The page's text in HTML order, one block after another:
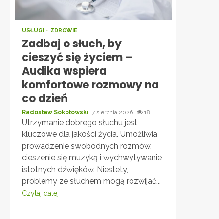
USŁUGI ZDROWIE
Zadbaj o słuch, by
cieszyć się życiem –
Audika wspiera
komfortowe rozmowy na
co dzień
Radosław Sokołowski 7 sierpnia 2026 18
Utrzymanie dobrego słuchu jest
kluczowe dla jakości życia. Umożliwia
prowadzenie swobodnych rozmów,
cieszenie się muzyką i wychwytywanie
istotnych dźwięków. Niestety,
problemy ze słuchem mogą rozwijać...
Czytaj dalej